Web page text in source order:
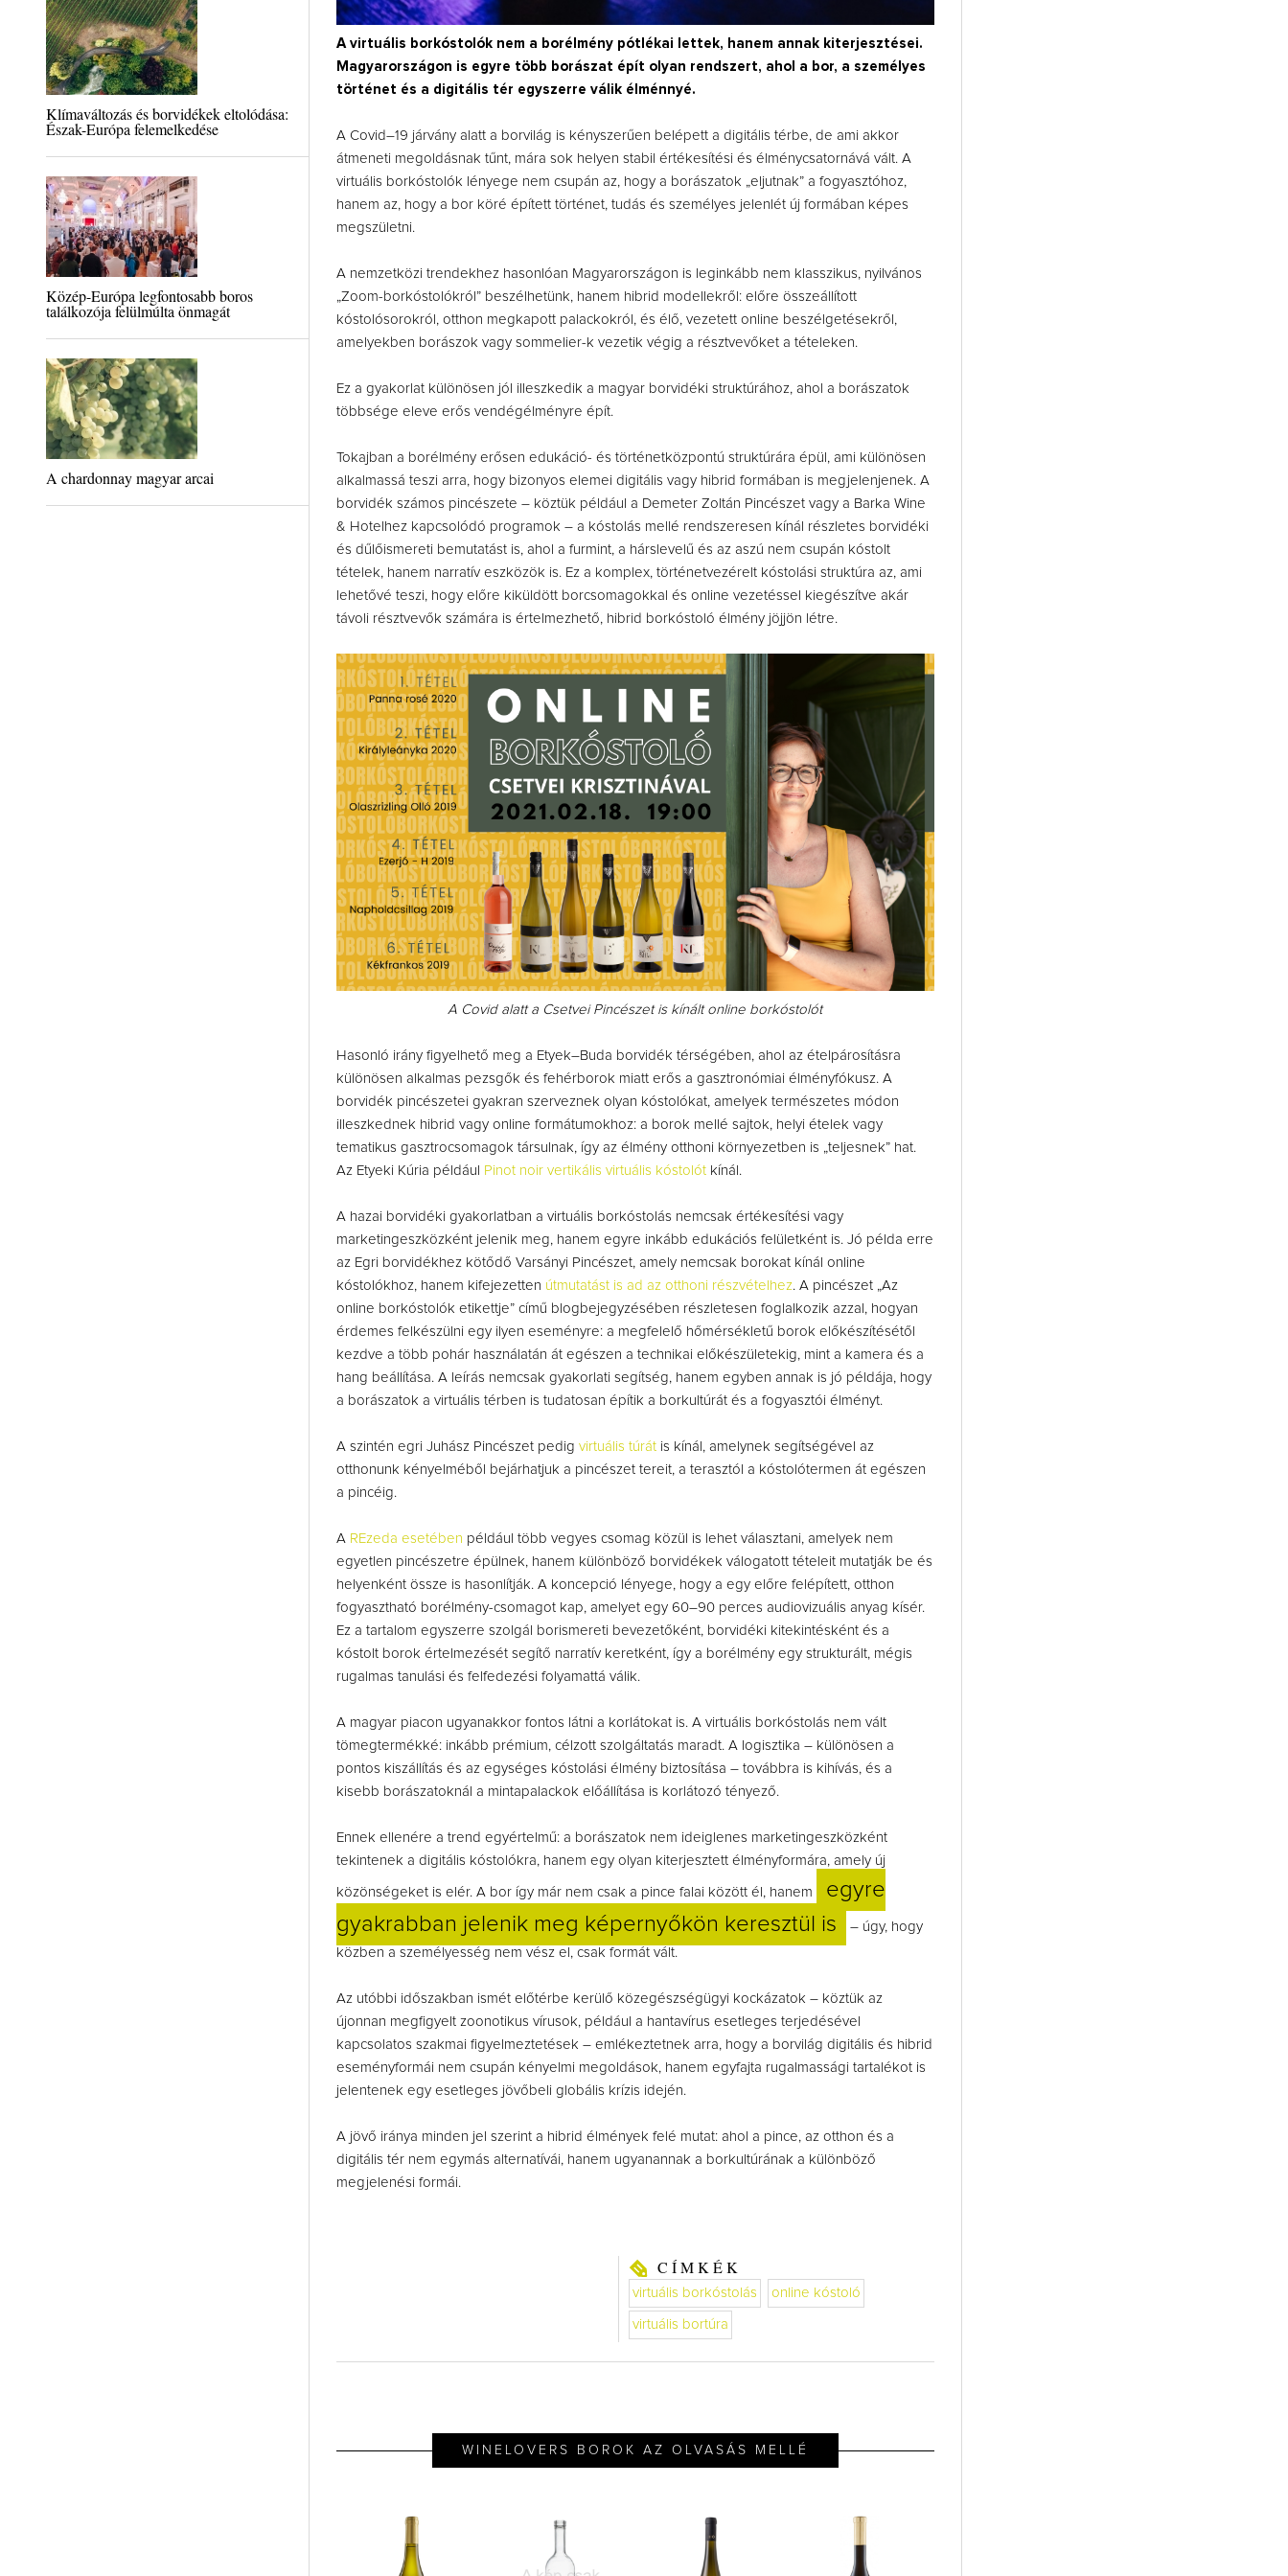
Klímaváltozás és borvidékek eltolódása:
Észak-Európa felemelkedése
Közép-Európa legfontosabb boros
találkozója felülmúlta önmagát
A chardonnay magyar arcai
A virtuális borkóstolók nem a borélmény pótlékai lettek, hanem annak kiterjesztései.
Magyarországon is egyre több borászat épít olyan rendszert, ahol a bor, a személyes
történet és a digitális tér egyszerre válik élménnyé.
A Covid–19 járvány alatt a borvilág is kényszerűen belépett a digitális térbe, de ami akkor
átmeneti megoldásnak tűnt, mára sok helyen stabil értékesítési és élménycsatornává vált. A
virtuális borkóstolók lényege nem csupán az, hogy a borászatok „eljutnak” a fogyasztóhoz,
hanem az, hogy a bor köré épített történet, tudás és személyes jelenlét új formában képes
megszületni.
A nemzetközi trendekhez hasonlóan Magyarországon is leginkább nem klasszikus, nyilvános
„Zoom-borkóstolókról” beszélhetünk, hanem hibrid modellekről: előre összeállított
kóstolósorokról, otthon megkapott palackokról, és élő, vezetett online beszélgetésekről,
amelyekben borászok vagy sommelier-k vezetik végig a résztvevőket a tételeken.
Ez a gyakorlat különösen jól illeszkedik a magyar borvidéki struktúrához, ahol a borászatok
többsége eleve erős vendégélményre épít.
Tokajban a borélmény erősen edukáció- és történetközpontú struktúrára épül, ami különösen
alkalmassá teszi arra, hogy bizonyos elemei digitális vagy hibrid formában is megjelenjenek. A
borvidék számos pincészete – köztük például a Demeter Zoltán Pincészet vagy a Barka Wine
& Hotelhez kapcsolódó programok – a kóstolás mellé rendszeresen kínál részletes borvidéki
és dűlőismereti bemutatást is, ahol a furmint, a hárslevelű és az aszú nem csupán kóstolt
tételek, hanem narratív eszközök is. Ez a komplex, történetvezérelt kóstolási struktúra az, ami
lehetővé teszi, hogy előre kiküldött borcsomagokkal és online vezetéssel kiegészítve akár
távoli résztvevők számára is értelmezhető, hibrid borkóstoló élmény jöjjön létre.
A Covid alatt a Csetvei Pincészet is kínált online borkóstolót
Hasonló irány figyelhető meg a Etyek–Buda borvidék térségében, ahol az ételpárosításra
különösen alkalmas pezsgők és fehérborok miatt erős a gasztronómiai élményfókusz. A
borvidék pincészetei gyakran szerveznek olyan kóstolókat, amelyek természetes módon
illeszkednek hibrid vagy online formátumokhoz: a borok mellé sajtok, helyi ételek vagy
tematikus gasztrocsomagok társulnak, így az élmény otthoni környezetben is „teljesnek” hat.
Az Etyeki Kúria például Pinot noir vertikális virtuális kóstolót kínál.
A hazai borvidéki gyakorlatban a virtuális borkóstolás nemcsak értékesítési vagy
marketingeszközként jelenik meg, hanem egyre inkább edukációs felületként is. Jó példa erre
az Egri borvidékhez kötődő Varsányi Pincészet, amely nemcsak borokat kínál online
kóstolókhoz, hanem kifejezetten útmutatást is ad az otthoni részvételhez. A pincészet „Az
online borkóstolók etikettje” című blogbejegyzésében részletesen foglalkozik azzal, hogyan
érdemes felkészülni egy ilyen eseményre: a megfelelő hőmérsékletű borok előkészítésétől
kezdve a több pohár használatán át egészen a technikai előkészületekig, mint a kamera és a
hang beállítása. A leírás nemcsak gyakorlati segítség, hanem egyben annak is jó példája, hogy
a borászatok a virtuális térben is tudatosan építik a borkultúrát és a fogyasztói élményt.
A szintén egri Juhász Pincészet pedig virtuális túrát is kínál, amelynek segítségével az
otthonunk kényelméből bejárhatjuk a pincészet tereit, a terasztól a kóstolótermen át egészen
a pincéig.
A REzeda esetében például több vegyes csomag közül is lehet választani, amelyek nem
egyetlen pincészetre épülnek, hanem különböző borvidékek válogatott tételeit mutatják be és
helyenként össze is hasonlítják. A koncepció lényege, hogy a egy előre felépített, otthon
fogyasztható borélmény-csomagot kap, amelyet egy 60–90 perces audiovizuális anyag kísér.
Ez a tartalom egyszerre szolgál borismereti bevezetőként, borvidéki kitekintésként és a
kóstolt borok értelmezését segítő narratív keretként, így a borélmény egy strukturált, mégis
rugalmas tanulási és felfedezési folyamattá válik.
A magyar piacon ugyanakkor fontos látni a korlátokat is. A virtuális borkóstolás nem vált
tömegtermékké: inkább prémium, célzott szolgáltatás maradt. A logisztika – különösen a
pontos kiszállítás és az egységes kóstolási élmény biztosítása – továbbra is kihívás, és a
kisebb borászatoknál a mintapalackok előállítása is korlátozó tényező.
Ennek ellenére a trend egyértelmű: a borászatok nem ideiglenes marketingeszközként
tekintenek a digitális kóstolókra, hanem egy olyan kiterjesztett élményformára, amely új
közönségeket is elér. A bor így már nem csak a pince falai között él, hanem
egyre
gyakrabban jelenik meg képernyőkön keresztül is
– úgy, hogy
közben a személyesség nem vész el, csak formát vált.
Az utóbbi időszakban ismét előtérbe kerülő közegészségügyi kockázatok – köztük az
újonnan megfigyelt zoonotikus vírusok, például a hantavírus esetleges terjedésével
kapcsolatos szakmai figyelmeztetések – emlékeztetnek arra, hogy a borvilág digitális és hibrid
eseményformái nem csupán kényelmi megoldások, hanem egyfajta rugalmassági tartalékot is
jelentenek egy esetleges jövőbeli globális krízis idején.
A jövő iránya minden jel szerint a hibrid élmények felé mutat: ahol a pince, az otthon és a
digitális tér nem egymás alternatívái, hanem ugyanannak a borkultúrának a különböző
megjelenési formái.
CÍMKÉK
virtuális borkóstolás online kóstoló
virtuális bortúra
WINELOVERS BOROK AZ OLVASÁS MELLÉ